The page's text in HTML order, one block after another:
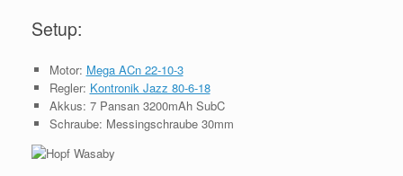
Setup:
Motor: Mega ACn 22-10-3
Regler: Kontronik Jazz 80-6-18
Akkus: 7 Pansan 3200mAh SubC
Schraube: Messingschraube 30mm